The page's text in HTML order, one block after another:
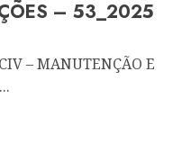
– 53_2025
– MANUTENÇÃO E